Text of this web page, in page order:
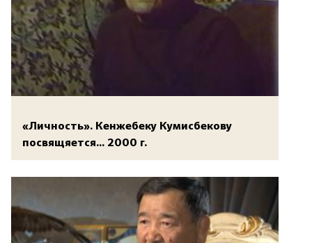
«Личность». Кенжебеку Кумисбекову
посвящяется... 2000 г.